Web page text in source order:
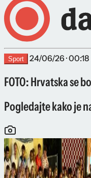
Sport 24/06/26 · 00:18
FOTO: Hrvatska se
Pogledajte kako je